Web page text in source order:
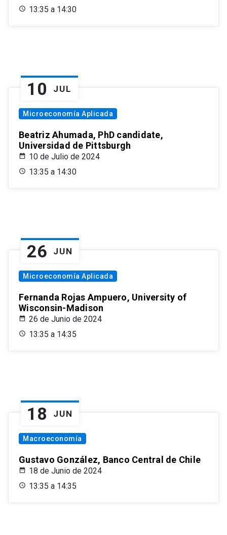
13:35 a 14:30
10 JUL
Microeconomía Aplicada
Beatriz Ahumada, PhD candidate,
Universidad de Pittsburgh
10 de Julio de 2024
13:35 a 14:30
26 JUN
Microeconomía Aplicada
Fernanda Rojas Ampuero, University of
Wisconsin-Madison
26 de Junio de 2024
13:35 a 14:35
18 JUN
Macroeconomía
Gustavo González, Banco Central de Chile
18 de Junio de 2024
13:35 a 14:35